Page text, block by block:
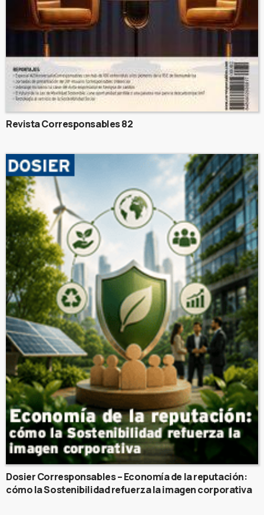
Revista Corresponsables 82
Dosier Corresponsables – Economía de la reputación:
cómo la Sostenibilidad refuerza la imagen corporativa